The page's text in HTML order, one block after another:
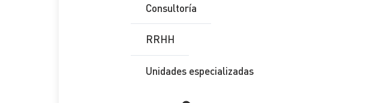
Consultoría
RRHH
Unidades especializadas